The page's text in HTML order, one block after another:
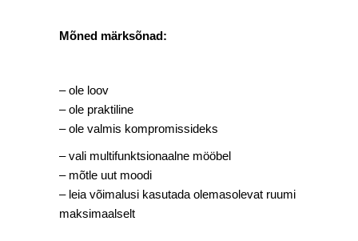
Mõned märksõnad:
– ole loov
– ole praktiline
– ole valmis kompromissideks
– vali multifunktsionaalne mööbel
– mõtle uut moodi
– leia võimalusi kasutada olemasolevat ruumi
maksimaalselt